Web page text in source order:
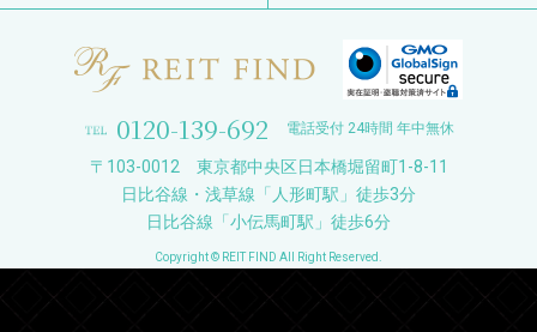
0120-139-692 電話受付 24時間 年中無休
〒103-0012 東京都中央区日本橋堀留町1-8-11
日比谷線・浅草線「人形町駅」徒歩3分
日比谷線「小伝馬町駅」徒歩6分
Copyright © REIT FIND All Right Reserved.